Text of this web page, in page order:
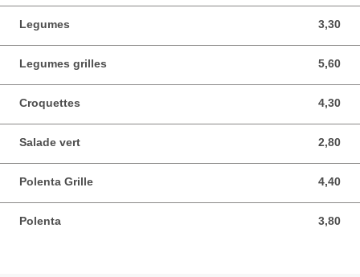
Legumes 3,30
3,30 EUR
Legumes grilles 5,60
5,60 EUR
Croquettes 4,30
4,30 EUR
Salade vert 2,80
2,80 EUR
Polenta Grille 4,40
4,40 EUR
Polenta 3,80
3,80 EUR